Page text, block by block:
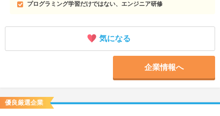
プログラミング学習だけではない、エンジニア研修
気になる
企業情報へ
優良厳選企業